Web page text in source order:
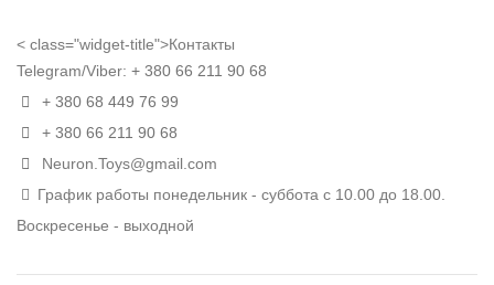
< class="widget-title">Контакты
Telegram/Viber: + 380 66 211 90 68
+ 380 68 449 76 99
+ 380 66 211 90 68
Neuron.Toys@gmail.com
График работы понедельник - суббота с 10.00 до 18.00.
Воскресенье - выходной